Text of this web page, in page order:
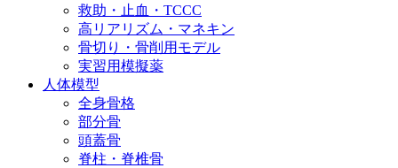
救助・止血・TCCC
高リアリズム・マネキン
骨切り・骨削用モデル
実習用模擬薬
人体模型
全身骨格
部分骨
頭蓋骨
脊柱・脊椎骨